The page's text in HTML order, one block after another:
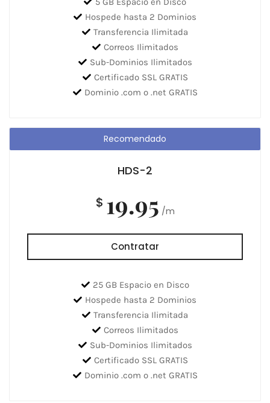
Hospede hasta 2 Dominios
Transferencia Ilimitada
Correos Ilimitados
Sub-Dominios Ilimitados
Certificado SSL GRATIS
Dominio .com o .net GRATIS
HDS-2
$ 19.95 /m
25 GB Espacio en Disco
Hospede hasta 2 Dominios
Transferencia Ilimitada
Correos Ilimitados
Sub-Dominios Ilimitados
Certificado SSL GRATIS
Dominio .com o .net GRATIS
Contratar
Recomendado